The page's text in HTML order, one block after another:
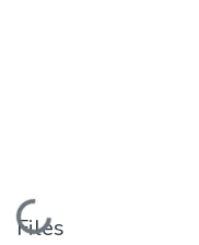
Loading...
Files